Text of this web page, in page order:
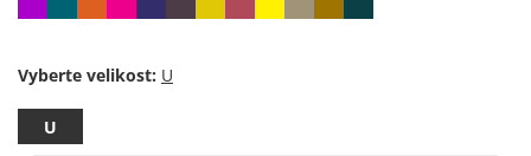
Vyberte velikost:
U